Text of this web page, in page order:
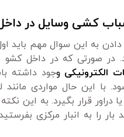
کشی وسایل در
دادن به این سوال مهم باید
در صورتی که در داخل
الکترونیکی وجود داشته
با این حال مواردی
دراور قرار بگیرد. به این
را به انبار مرکزی